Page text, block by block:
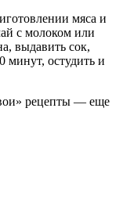
мяса и
с молоком или
выдавить сок,
минут, остудить и
рецепты — еще